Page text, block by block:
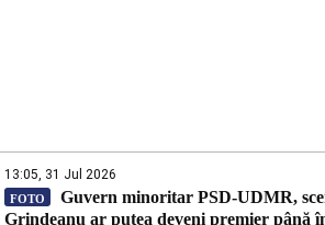
13:05, 31 Jul 2026
FOTO
Guvern minoritar PSD-UDMR,
Grindeanu ar putea deveni premier până